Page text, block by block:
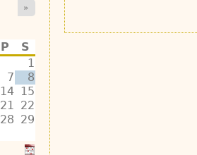
»
P
S
1
7
8
14 15
21
22
28 29